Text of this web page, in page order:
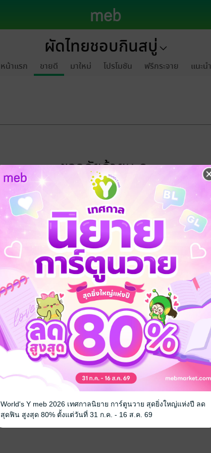
ผัดไทยชอบกินสบู่
หน้าแรก ขายดี มาใหม่ โปรโมชัน ฟรีกระจาย แนะนำ
ขออภัยด้วยนะคะ
ไม่พบข้อมูลในหัวข้อที่คุณกำลังชมค่ะ
World's Y meb 2026 เทศกาลนิยาย การ์ตูนวาย สุดยิ่งใหญ่แห่งปี ลด
สุดฟิน สูงสุด 80% ตั้งแต่วันที่ 31 ก.ค. - 16 ส.ค. 69